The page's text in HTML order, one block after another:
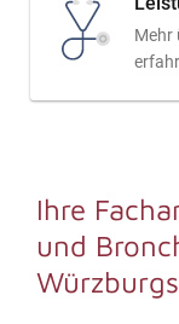
Mehr
Ihre
und
Würzburgs